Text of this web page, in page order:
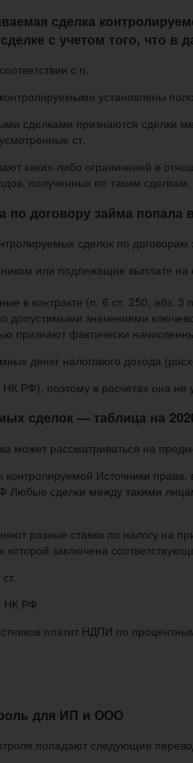
сделка
с учетом того, что
с п.
установлены
сделками признаются сделки
ст.
каких-либо ограничений в
полученных по таким сделкам.
по договору займа
сделок по
или подлежащие выплате на
в контракте (п. 6 ст. 250, абз.
допустимыми значениями
признают фактически
денег налогового дохода
РФ), поэтому в расчетах она не
сделок — таблица на
может рассматриваться на
контролируемой Источники
сделки между такими
разные ставки по налогу на
которой заключена
НК РФ
платит НДПИ по
для ИП и ООО
попадают следующие